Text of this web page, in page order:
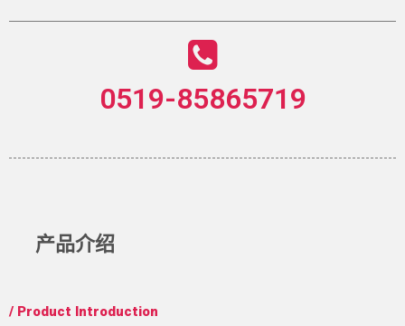
0519-85865719
产品介绍
/ Product Introduction